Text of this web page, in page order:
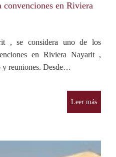
convenciones en Riviera
, se considera uno de los
en Riviera Nayarit ,
y reuniones. Desde…
Leer más